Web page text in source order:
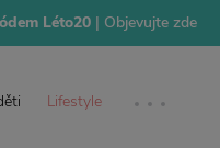
Léto20 | Objevujte zde
Lifestyle